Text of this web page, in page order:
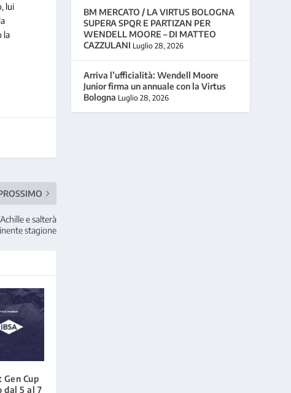
lui
la
e salterà
stagione
Cup
dal 5 al 7
BM MERCATO / LA VIRTUS BOLOGNA
SUPERA SPQR E PARTIZAN PER
WENDELL MOORE – DI MATTEO
CAZZULANI Luglio 28, 2026
Arriva l’ufficialità: Wendell Moore
Junior firma un annuale con la Virtus
Bologna Luglio 28, 2026